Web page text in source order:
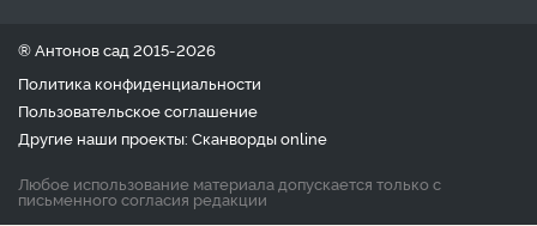
® Антонов сад 2015-2026
Политика конфиденциальности
Пользовательское соглашение
Другие наши проекты: Сканвордыonline
Любое использование материала допускается только с
письменного согласия редакции